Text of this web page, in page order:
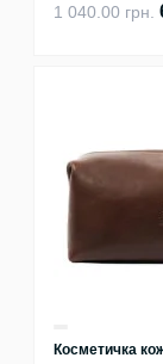
1 040.00 грн.
Косметичка